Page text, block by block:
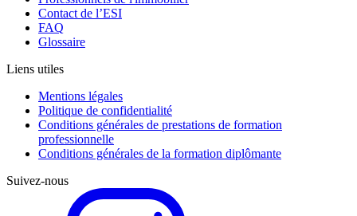
Contact de l’ESI
FAQ
Glossaire
Liens utiles
Mentions légales
Politique de confidentialité
Conditions générales de prestations de formation
professionnelle
Conditions générales de la formation diplômante
Suivez-nous